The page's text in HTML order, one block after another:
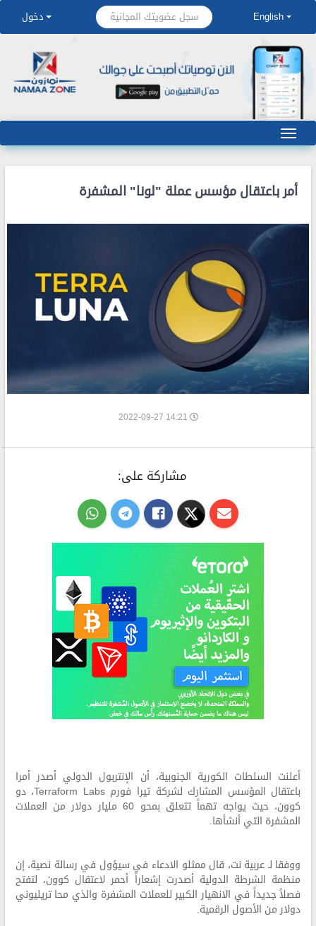
English سجل عضويتك المجانية دخول
أمر باعتقال مؤسس عملة "لونا" المشفرة
مشاركة على:
أعلنت السلطات الكورية الجنوبية، أن الإنتربول الدولي أصدر أمرا
باعتقال المؤسس المشارك لشركة تيرا فورم Terraform Labs، دو
كوون، حيث يواجه تهماً تتعلق بمحو 60 مليار دولار من العملات
المشفرة التي أنشأها.
ووفقا لـ عربية نت، قال ممثلو الادعاء في سيؤول في رسالة نصية، إن
منظمة الشرطة الدولية أصدرت إشعاراً أحمر لاعتقال كوون، لتفتح
فصلاً جديداً في الانهيار الكبير للعملات المشفرة والذي محا تريليوني
دولار من الأصول الرقمية.